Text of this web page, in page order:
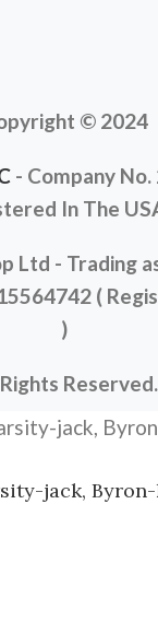
© 2024
- Company
In The
Ltd - Trading
(
)
Reserved.
jack,